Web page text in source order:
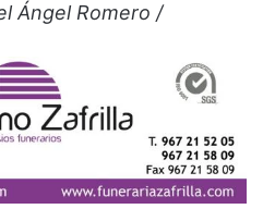
Ángel Romero /